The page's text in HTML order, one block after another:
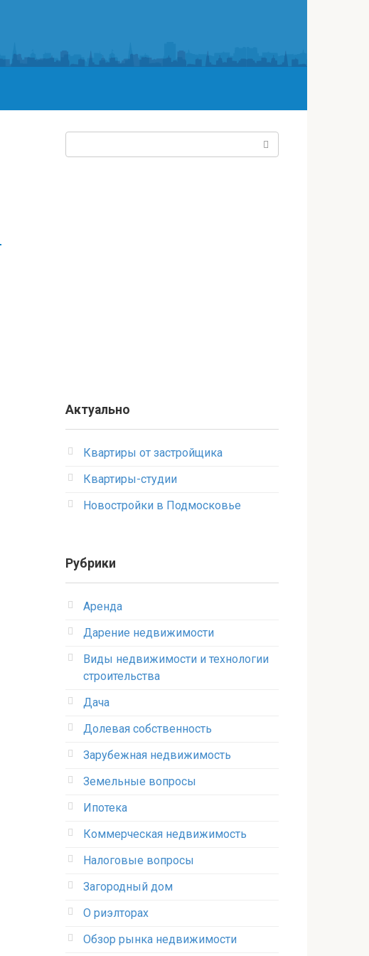
Актуально
Квартиры от застройщика
Квартиры-студии
Новостройки в Подмосковье
Рубрики
Аренда
Дарение недвижимости
Виды недвижимости и технологии
строительства
Дача
Долевая собственность
Зарубежная недвижимость
Земельные вопросы
Ипотека
Коммерческая недвижимость
Налоговые вопросы
Загородный дом
О риэлторах
Обзор рынка недвижимости